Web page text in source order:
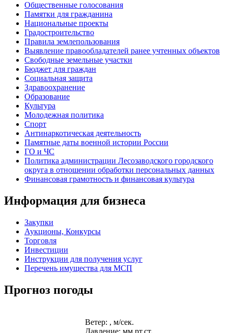
Общественные голосования
Памятки для гражданина
Национальные проекты
Градостроительство
Правила землепользования
Выявление правообладателей ранее учтенных объектов
Свободные земельные участки
Бюджет для граждан
Социальная защита
Здравоохранение
Образование
Культура
Молодежная политика
Спорт
Антинаркотическая деятельность
Памятные даты военной истории России
ГО и ЧС
Политика администрации Лесозаводского городского
округа в отношении обработки персональных данных
Финансовая грамотность и финансовая культура
Информация для бизнеса
Закупки
Аукционы, Конкурсы
Торговля
Инвестиции
Инструкции для получения услуг
Перечень имущества для МСП
Прогноз погоды
Ветер: , м/сек.
Давление: мм.рт.ст.